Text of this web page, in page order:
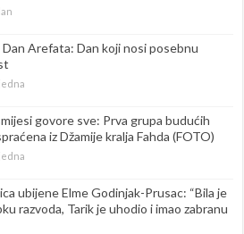
Dan Arefata: Dan koji nosi posebnu
govore sve: Prva grupa budućih
iz Džamije kralja Fahda (FOTO)
ubijene Elme Godinjak-Prusac: “Bila je
razvoda, Tarik je uhodio i imao zabranu